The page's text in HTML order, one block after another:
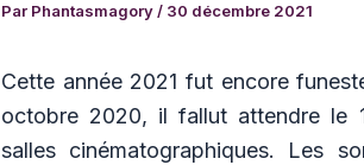
Par Phantasmagory / 30 décembre 2021
Cette année 2021 fut encore
octobre 2020, il fallut attendre le
salles cinématographiques. Les